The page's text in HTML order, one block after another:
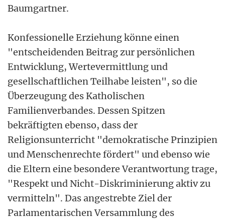
Baumgartner.
Konfessionelle Erziehung könne einen
"entscheidenden Beitrag zur persönlichen
Entwicklung, Wertevermittlung und
gesellschaftlichen Teilhabe leisten", so die
Überzeugung des Katholischen
Familienverbandes. Dessen Spitzen
bekräftigten ebenso, dass der
Religionsunterricht "demokratische Prinzipien
und Menschenrechte fördert" und ebenso wie
die Eltern eine besondere Verantwortung trage,
"Respekt und Nicht-Diskriminierung aktiv zu
vermitteln". Das angestrebte Ziel der
Parlamentarischen Versammlung des